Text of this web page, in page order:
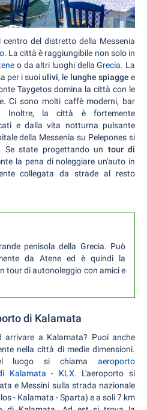
del distretto della Messenia
. La città è raggiungibile non solo in
o da altri luoghi dellaGrecia. La
per i suoiulivi, le lunghe spiagge e
Taygetos domina la città con le
Ci sono molti caffè moderni, bar
Inoltre, la città è fortemente
e dalla vita notturna pulsante
della Messenia su Pelepones si
Se state progettando un tour di
la pena di noleggiare un'auto in
collegata da strade al resto
penisola della Grecia. Può
da Atene ed è quindi la
tour di autonoleggio con amici e
di Kalamata
arrivare a Kalamata? Puoi anche
nella città di medie dimensioni.
luogo si chiama aeroporto
Kalamata - KLX. L'aeroporto si
e Messini sulla strada nazionale
- Kalamata - Sparta) e a soli 7 km